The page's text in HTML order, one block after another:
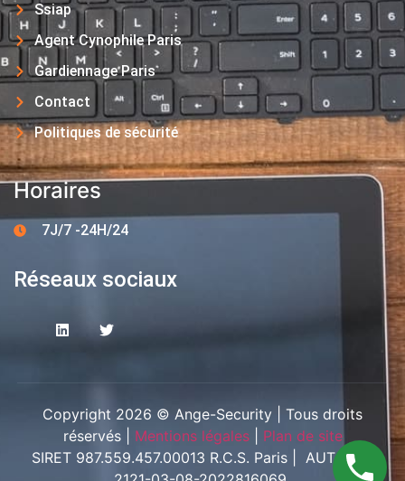
Ssiap
Agent Cynophile Paris
Gardiennage Paris
Contact
Politiques de sécurité
Horaires
7J/7 -24H/24
Réseaux sociaux
Copyright 2026 © Ange-Security | Tous droits
réservés | Mentions légales| Plan de site
SIRET 987.559.457.00013 R.C.S. Paris | AUT-094-